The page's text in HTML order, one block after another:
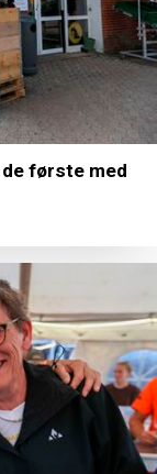
første med